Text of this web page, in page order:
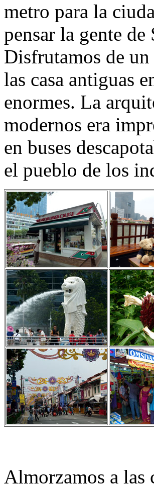
metro para la
pensar la gente
Disfrutamos de
las casa antiguas
enormes. La
modernos era
en buses
el pueblo de los
Almorzamos a las